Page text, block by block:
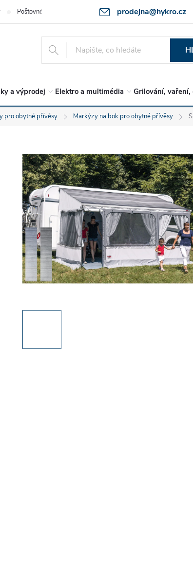
prodejna@hykro.cz
Poštovné Ochrana osob. údajů - GDPR Postup při
a výprodej Elektro a multimédia Grilování, vaření,
pro obytné přívěsy Markýzy na bok pro obytné přívěsy